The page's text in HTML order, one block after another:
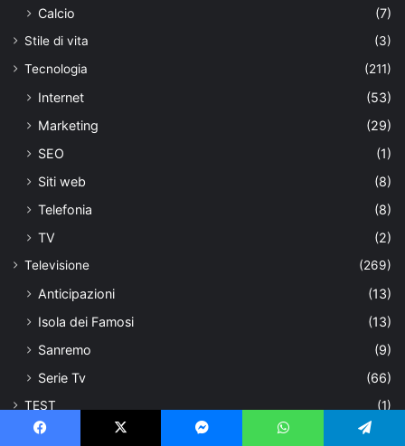
Calcio
(7)
Stile di vita
(3)
Tecnologia
(211)
Internet
(53)
Marketing
(29)
SEO
(1)
Siti web
(8)
Telefonia
(8)
TV
(2)
Televisione (269)
Anticipazioni
(13)
Isola dei Famosi
(13)
Sanremo
(9)
Serie Tv
(66)
TEST
(1)
Uncategorized
(180)